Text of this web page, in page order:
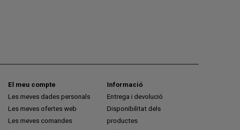
El meu compte
Les meves dades personals
Les meves ofertes web
Les meves comandes
Informació
Entrega i devolució
Disponibilitat dels
productes